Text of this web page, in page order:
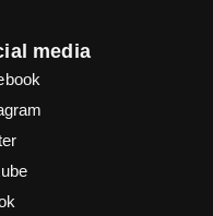
media